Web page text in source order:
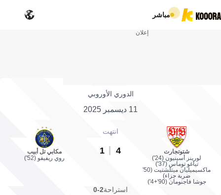
مباشر
إعلان
الدوري الأوروبي
11 ديسمبر 2025
شتوتجارت
لورينز أسينيون (24')
تياغو توماس (37')
ماكسيميليان ميتلشتيت (50'
ضربة جزاء)
جوشا فاجنومان (90'+4')
انتهت
4
1
مكابي تل أبيب
روي ريفيفو (52')
استراحة2-0